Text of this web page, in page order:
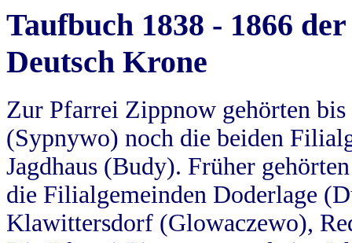
Taufbuch 1838 - 1866
Deutsch Krone
Zur Pfarrei Zippnow gehörten
(Sypnywo) noch die beiden
Jagdhaus (Budy). Früher
die Filialgemeinden Doderlage
Klawittersdorf (Glowaczewo),